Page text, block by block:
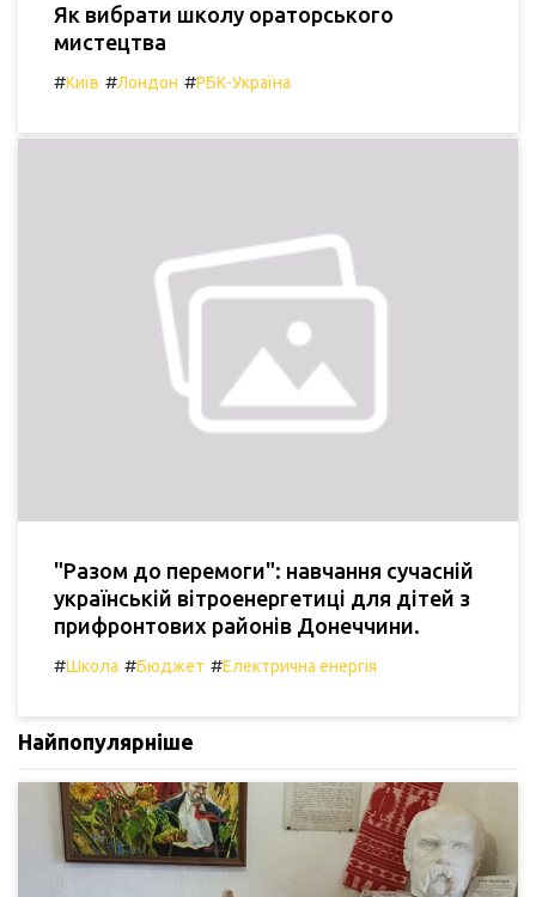
Як вибрати школу ораторського
мистецтва
#Київ #Лондон #РБК-Україна
"Разом до перемоги": навчання сучасній
українській вітроенергетиці для дітей з
прифронтових районів Донеччини.
#Школа #Бюджет #Електрична енергія
Найпопулярніше